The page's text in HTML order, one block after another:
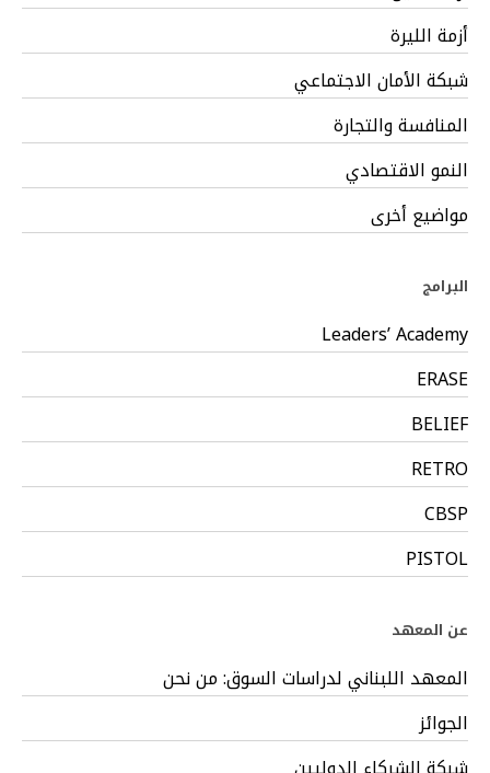
أزمة الليرة
شبكة الأمان الاجتماعي
المنافسة والتجارة
النمو الاقتصادي
مواضيع أخرى
البرامج
Leaders’ Academy
ERASE
BELIEF
RETRO
CBSP
PISTOL
عن المعهد
المعهد اللبناني لدراسات السوق: من نحن
الجوائز